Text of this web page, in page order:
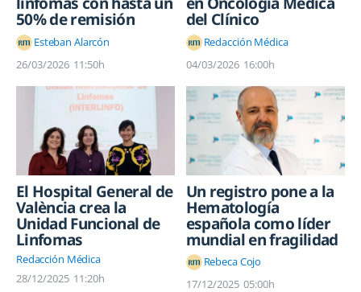
50% de remisión
Esteban Alarcón
26/03/2026 11:50h
del Clínico
Redacción Médica
04/03/2026 16:00h
El Hospital General de
València crea la
Unidad Funcional de
Linfomas
Redacción Médica
28/12/2025 11:20h
Un registro pone a la
Hematología
española como líder
mundial en fragilidad
Rebeca Cojo
17/12/2025 05:00h